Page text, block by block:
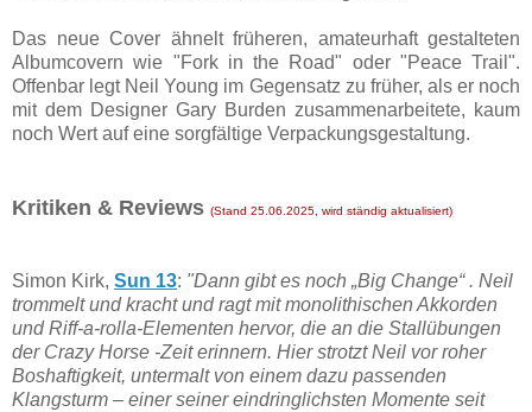
Das neue Cover ähnelt früheren, amateurhaft gestalteten
Albumcovern wie "Fork in the Road" oder "Peace Trail".
Offenbar legt Neil Young im Gegensatz zu früher, als er noch
mit dem Designer Gary Burden zusammenarbeitete, kaum
noch Wert auf eine sorgfältige Verpackungsgestaltung.
Kritiken & Reviews (Stand 25.06.2025, wird ständig aktualisiert)
Simon Kirk, Sun 13: "Dann gibt es noch „Big Change“ . Neil
trommelt und kracht und ragt mit monolithischen Akkorden
und Riff-a-rolla-Elementen hervor, die an die Stallübungen
der Crazy Horse -Zeit erinnern. Hier strotzt Neil vor roher
Boshaftigkeit, untermalt von einem dazu passenden
Klangsturm – einer seiner eindringlichsten Momente seit